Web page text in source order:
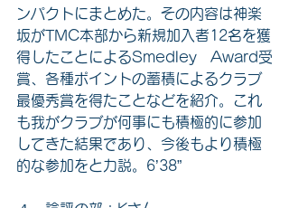
ンパクトにまとめた。その内容は神楽
坂がTMC本部から新規加入者12名を獲
得したことによるSmedley   Award受
賞、各種ポイントの蓄積によるクラブ
最優秀賞を得たことなどを紹介。これ
も我がクラブが何事にも積極的に参加
してきた結果であり、今後もより積極
的な参加をと力説。6’38”